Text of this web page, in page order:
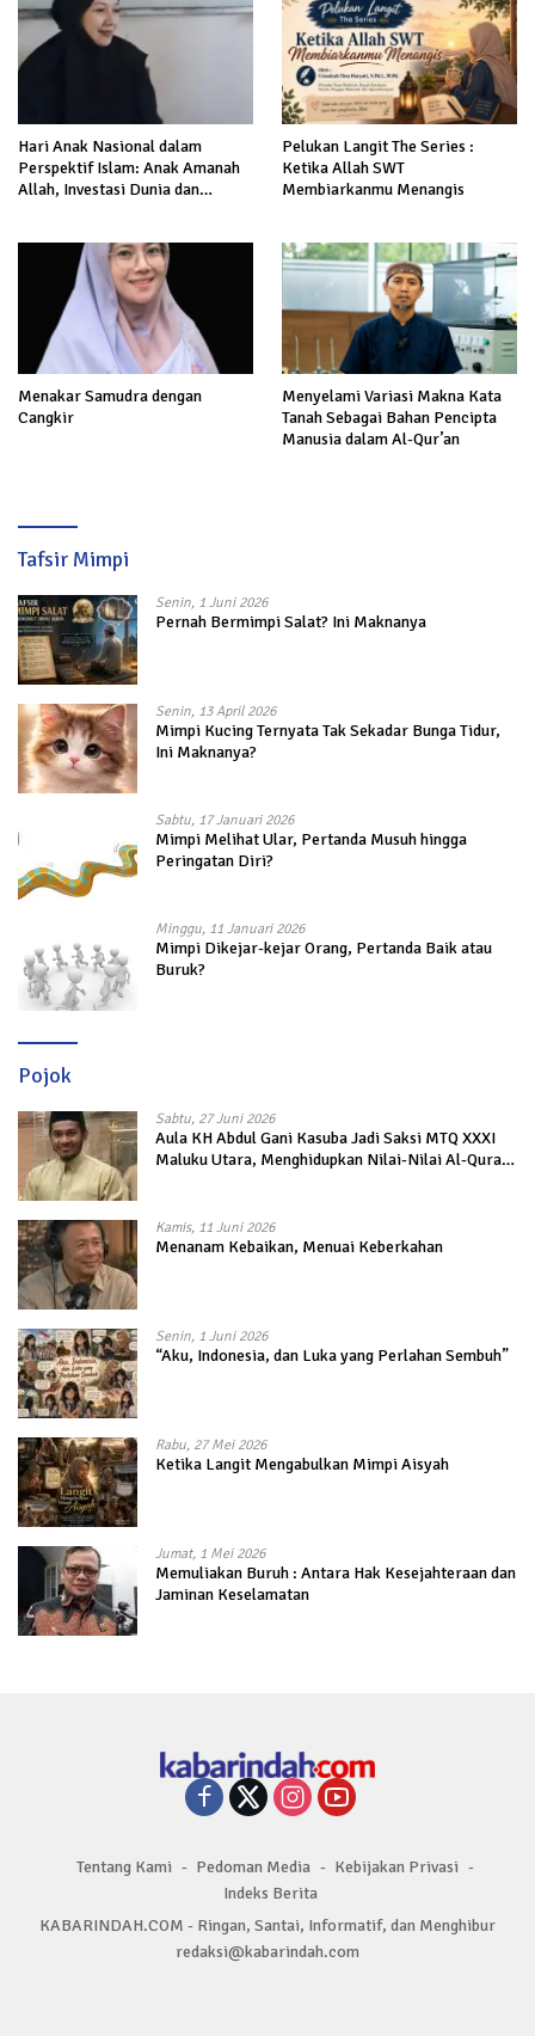
Hari Anak Nasional dalam
Perspektif Islam: Anak Amanah
Allah, Investasi Dunia dan
Pelukan Langit The Series :
Ketika Allah SWT
Membiarkanmu Menangis
Menakar Samudra dengan
Cangkir
Menyelami Variasi Makna Kata
Tanah Sebagai Bahan Pencipta
Manusia dalam Al-Qur’an
Tafsir Mimpi
Senin, 1 Juni 2026
Pernah Bermimpi Salat? Ini Maknanya
Senin, 13 April 2026
Mimpi Kucing Ternyata Tak Sekadar Bunga Tidur,
Ini Maknanya?
Sabtu, 17 Januari 2026
Mimpi Melihat Ular, Pertanda Musuh hingga
Peringatan Diri?
Minggu, 11 Januari 2026
Mimpi Dikejar-kejar Orang, Pertanda Baik atau
Buruk?
Pojok
Sabtu, 27 Juni 2026
Aula KH Abdul Gani Kasuba Jadi Saksi MTQ XXXI
Maluku Utara, Menghidupkan Nilai-Nilai Al-Quran
Kamis, 11 Juni 2026
Menanam Kebaikan, Menuai Keberkahan
Senin, 1 Juni 2026
“Aku, Indonesia, dan Luka yang Perlahan Sembuh”
Rabu, 27 Mei 2026
Ketika Langit Mengabulkan Mimpi Aisyah
Jumat, 1 Mei 2026
Memuliakan Buruh : Antara Hak Kesejahteraan dan
Jaminan Keselamatan
Tentang Kami Pedoman Media
Kebijakan Privasi
Indeks Berita
KABARINDAH.COM - Ringan, Santai, Informatif, dan Menghibur
redaksi@kabarindah.com